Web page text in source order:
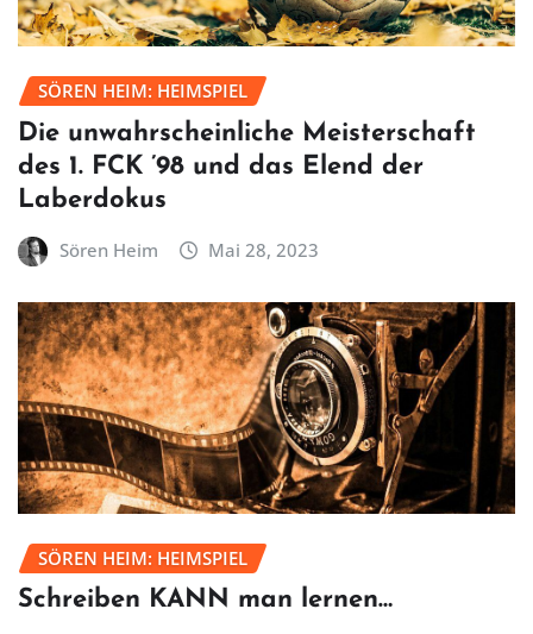
SÖREN HEIM: HEIMSPIEL
Die unwahrscheinliche Meisterschaft
des 1. FCK ’98 und das Elend der
Laberdokus
Sören Heim Mai 28, 2023
SÖREN HEIM: HEIMSPIEL
Schreiben KANN man lernen…